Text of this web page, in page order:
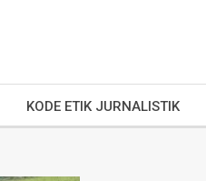
KODE ETIK JURNALISTIK